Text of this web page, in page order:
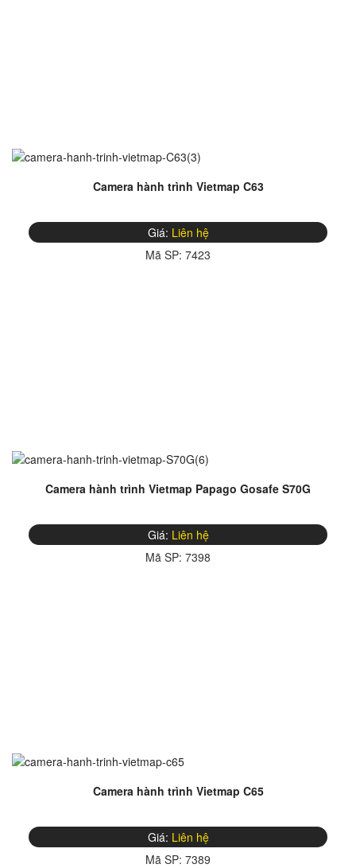
Camera hành trình Vietmap C63
Giá: Liên hệ
Mã SP: 7423
Camera hành trình Vietmap Papago Gosafe S70G
Giá: Liên hệ
Mã SP: 7398
Camera hành trình Vietmap C65
Giá: Liên hệ
Mã SP: 7389